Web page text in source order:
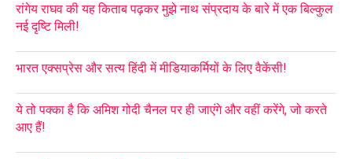
रांगेय राघव की यह किताब पढ़कर मुझे नाथ संप्रदाय के बारे में एक बिल्कुल
नई दृष्टि मिली!
भारत एक्सप्रेस और सत्य हिंदी में मीडियाकर्मियों के लिए वैकेंसी!
ये तो पक्का है कि अमिश गोदी चैनल पर ही जाएंगे और वहीं करेंगे, जो करते
आए हैं!